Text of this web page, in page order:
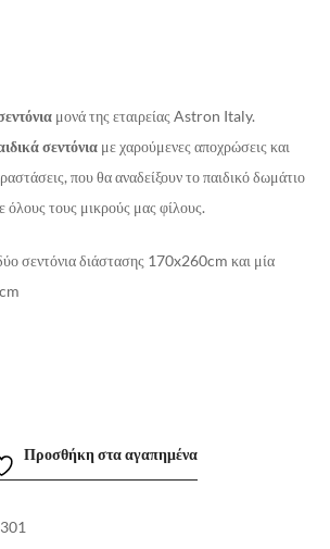
μονά της εταιρείας Astron Italy.
σεντόνια με χαρούμενες αποχρώσεις και
που θα αναδείξουν το παιδικό δωμάτιο
τους μικρούς μας φίλους.
σεντόνια διάστασης 170x260cm και μία
Προσθήκη στα αγαπημένα